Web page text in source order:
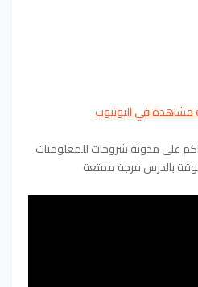
على مدونة شروحات للمعلوميات
بالدرس فرجة ممتعة